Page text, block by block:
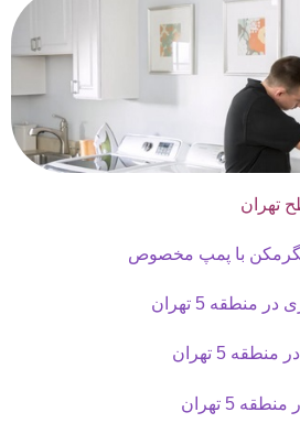
تهران
با پمپ مخصوص
منطقه 5 تهران
در منطقه 5 تهران
5 تهران